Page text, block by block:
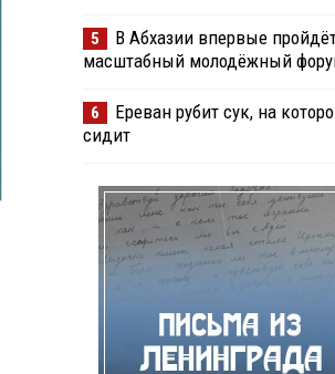
5
В Абхазии впервые
масштабный молодёжный
6
Ереван рубит сук, на
сидит